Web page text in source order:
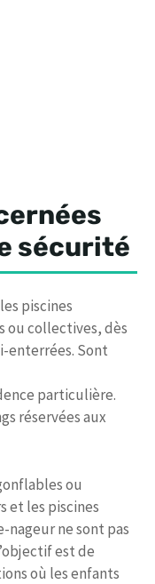
sécurité
piscines
ou collectives, dès
enterrées. Sont
particulière.
réservées aux
ou
et les piscines
ne sont pas
est de
où les enfants